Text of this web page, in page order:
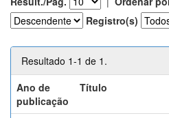
Registro(s)
Resultado 1-1 de 1.
Ano de
publicação
Título